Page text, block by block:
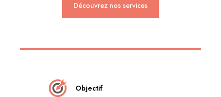
Découvrez nos services
Objectif